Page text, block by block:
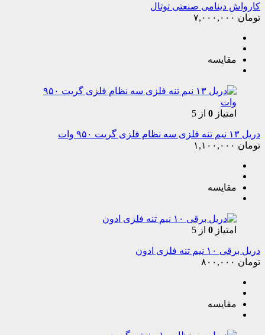
کارواش دینامی صنعتی توتال
تومان
مقایسه
امتیاز 0 از 5
دریل ۱۳ نیم تنه فلزی سه نظام فلزی گریت ۹۵۰ وات
تومان
مقایسه
امتیاز 0 از 5
دریل برقی ۱۰ نیم تنه فلزی ادون
تومان
مقایسه